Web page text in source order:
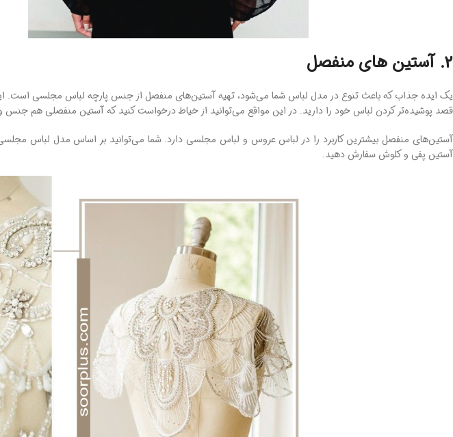
2. آستین های منفصل
یک ایده جذاب که باعث تنوع در مدل لباس شما می‌شود، تهیه آستین‌های منفصل از جنس پارچه لباس مجلسی است. این
قصد پوشیده‌تر کردن لباس خود را دارید. در این مواقع می‌توانید از خیاط درخواست کنید که آستین منفصلی هم
آستین‌های منفصل بیشترین کاربرد را در لباس عروس و لباس مجلسی دارد. شما می‌توانید بر اساس مدل لباس
آستین پفی و کلوش سفارش دهید.